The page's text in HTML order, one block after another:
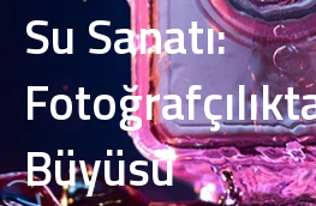
Su Sanatı:
Büyüsü